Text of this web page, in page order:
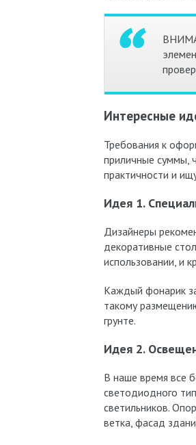
Интересные
Требования к
приличные суммы,
практичности и
Идея 1.
Дизайнеры
декоративные
использовании, и
Каждый фонарик
такому
грунте.
Идея 2.
В наше время все
светодиодного
светильников.
ветка, фасад